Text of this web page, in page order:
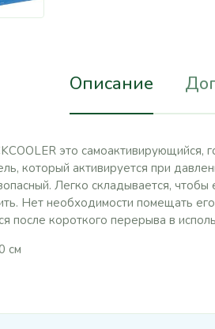
Описание
это
который активируется при
Легко складывается,
Нет необходимости помещать
после короткого перерыва в
см